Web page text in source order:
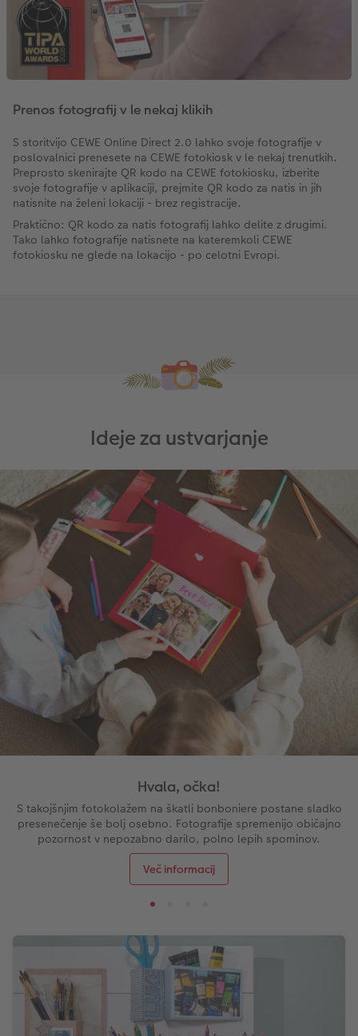
Prenos fotografij v le nekaj klikih
S storitvijo CEWE Online Direct 2.0 lahko svoje fotografije v
poslovalnici prenesete na CEWE fotokiosk v le nekaj trenutkih.
Preprosto skenirajte QR kodo na CEWE fotokiosku, izberite
svoje fotografije v aplikaciji, prejmite QR kodo za natis in jih
natisnite na želeni lokaciji - brez registracije.
Praktično: QR kodo za natis fotografij lahko delite z drugimi.
Tako lahko fotografije natisnete na kateremkoli CEWE
fotokiosku ne glede na lokacijo - po celotni Evropi.
Ideje za ustvarjanje
Hvala, očka!
S takojšnjim fotokolažem na škatli bonboniere postane sladko
presenečenje še bolj osebno. Fotografije spremenijo običajno
pozornost v nepozabno darilo, polno lepih spominov.
Več informacij